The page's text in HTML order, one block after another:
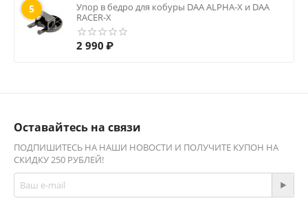
5
Упор в бедро для кобуры DAA ALPHA-X и DAA
RACER-X
2 990 ₽
Оставайтесь на связи
ПОДПИШИТЕСЬ НА НАШИ НОВОСТИ И ПОЛУЧИТЕ КУПОН НА
СКИДКУ 250 РУБЛЕЙ!